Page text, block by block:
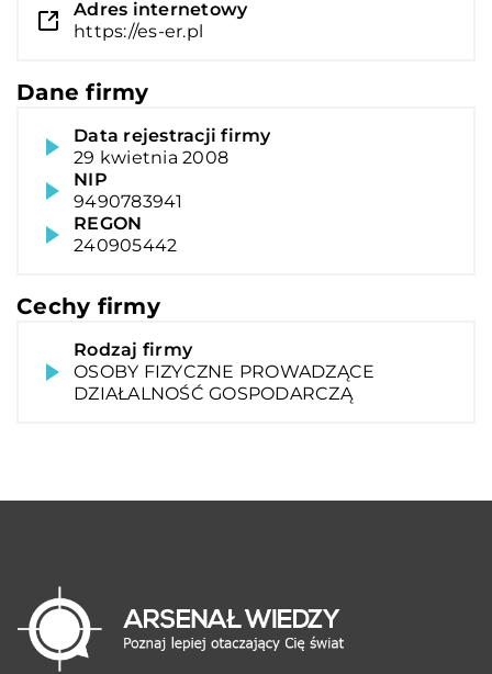
Adres internetowy
https://es-er.pl
Dane firmy
Data rejestracji firmy
29 kwietnia 2008
NIP
9490783941
REGON
240905442
Cechy firmy
Rodzaj firmy
OSOBY FIZYCZNE PROWADZĄCE
DZIAŁALNOŚĆ GOSPODARCZĄ